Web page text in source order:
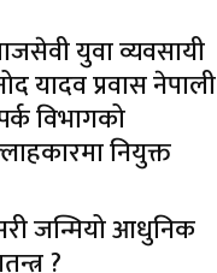
युवा व्यवसायी
यादव प्रवास नेपाली
विभागको
नियुक्त
जन्मियो आधुनिक